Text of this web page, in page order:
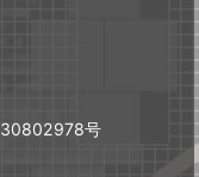
号